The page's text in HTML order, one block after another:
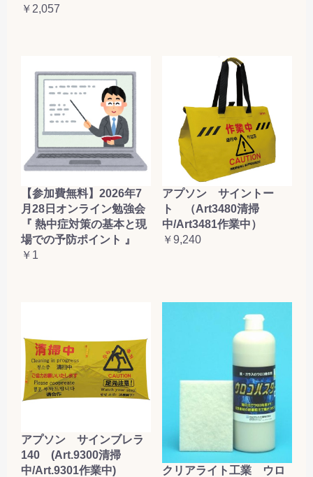
￥2,057
【参加費無料】2026年7
月28日オンライン勉強会
『 熱中症対策の基本と現
場での予防ポイント 』
￥1
アプソン サイントー
ト （Art3480清掃
中/Art3481作業中）
￥9,240
アプソン サインブレラ
140 (Art.9300清掃
中/Art.9301作業中)
クリアライト工業 ウロ